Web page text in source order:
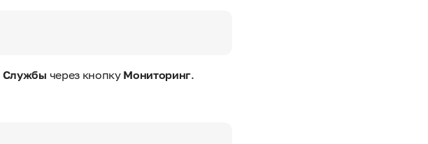
Службы через кнопку Мониторинг.